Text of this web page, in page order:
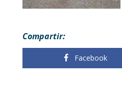
Compartir:
Facebook